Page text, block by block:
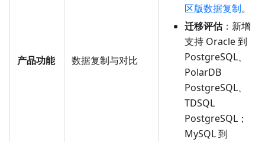
产品功能 数据复制与对比
区版数据复制。
迁移评估：新增
支持 Oracle 到
PostgreSQL、
PolarDB
PostgreSQL、
TDSQL
PostgreSQL；
MySQL 到